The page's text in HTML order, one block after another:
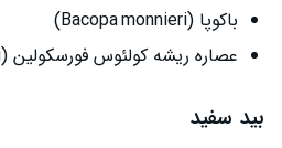
باکوپا (Bacopa monnieri)
عصاره ریشه کولئوس فورسکولین (Coleus forskohlii)
بید سفید